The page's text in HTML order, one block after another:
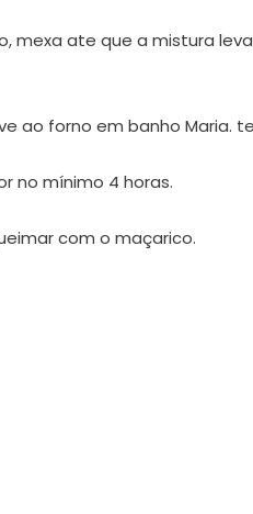
mexa ate que a mistura
ao forno em banho Maria.
no mínimo 4 horas.
com o maçarico.